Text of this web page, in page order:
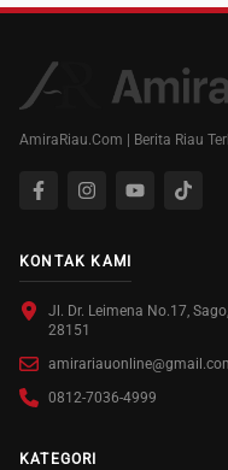
AmiraRiau.Com | Berita Riau
KONTAK KAMI
Jl. Dr. Leimena No.17,
28151
0812-7036-4999
KATEGORI